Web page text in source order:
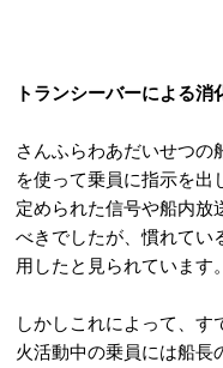
トランシーバーによる消
さんふらわあだいせつの
を使って乗員に指示を出
定められた信号や船内放
べきでしたが、慣れてい
用したと見られています。
しかしこれによって、
火活動中の乗員には船長